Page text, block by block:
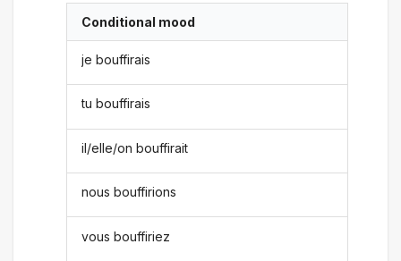
Conditional mood
je bouffirais
tu bouffirais
il/elle/on bouffirait
nous bouffirions
vous bouffiriez